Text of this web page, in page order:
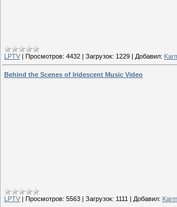
LPTV | Просмотров: 4432 | Загрузок: 1229 | Добавил:
Behind the Scenes of Iridescent Music Video
LPTV | Просмотров: 5563 | Загрузок: 1111 | Добавил: